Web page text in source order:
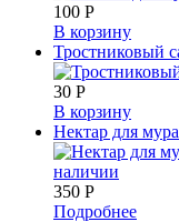
100 Р
В корзину
Тростниковый
30 Р
В корзину
Нектар для
наличии
350 Р
Подробнее